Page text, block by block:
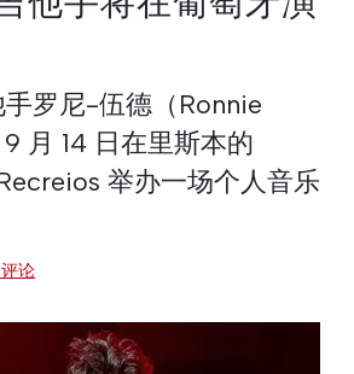
手罗尼-伍德（Ronnie
月 14 日在里斯本的
举办一场个人音乐
论